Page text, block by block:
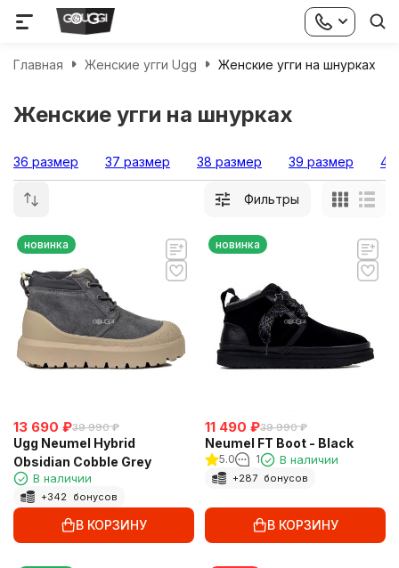
Главная Женские угги Ugg Женские угги на шнурках
Женские угги на шнурках
36 размер 37 размер 38 размер 39 размер 40
Фильтры
новинка
13 690 ₽39 990 ₽
Ugg Neumel Hybrid
Obsidian Cobble Grey
В наличии
+342 бонусов
В КОРЗИНУ
новинка
11 490 ₽39 990 ₽
Neumel FT Boot - Black
5.0 1 В наличии
+287 бонусов
В КОРЗИНУ